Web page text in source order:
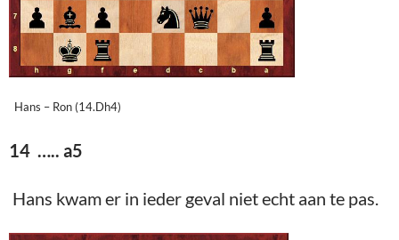
Hans – Ron (14.Dh4)
14 ….. a5
Hans kwam er in ieder geval niet echt aan te pas.